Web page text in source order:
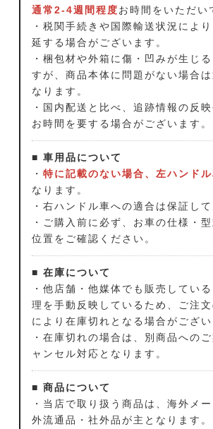
通常2-4週間程度お時間をいただい
・税関手続きや国際輸送状況によ
延する場合がございます。
・梱包材や外箱に傷・凹みが生じ
すが、商品本体に問題がない場合は
なります。
・国内配送と比べ、追跡情報の反
お時間を要する場合がございます。
■ 車用品について
・ 特に記載のない場合、左ハンド
なります。
・右ハンドル車への適合は保証して
・ご購入前に必ず、お車の仕様・
位置をご確認ください。
■ 在庫について
・他店舗・他媒体でも販売してい
理を手動反映しているため、ご注
により在庫切れとなる場合がござい
・在庫切れの場合は、別商品への
ャンセル対応となります。
■ 商品について
・当店で取り扱う商品は、海外メ
外流通品・社外品が主となります。